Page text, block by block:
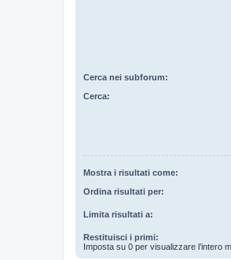
Cerca nei subforum:
Cerca:
Mostra i risultati come:
Ordina risultati per:
Limita risultati a:
Restituisci i primi:
Imposta su 0 per visualizzare l’intero